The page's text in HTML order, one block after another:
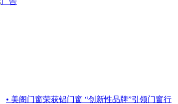
• 美阁门窗荣获铝门窗 “创新性品牌”引领门窗行